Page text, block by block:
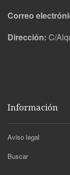
Correo
Dirección: C/
Información
Aviso legal
Buscar